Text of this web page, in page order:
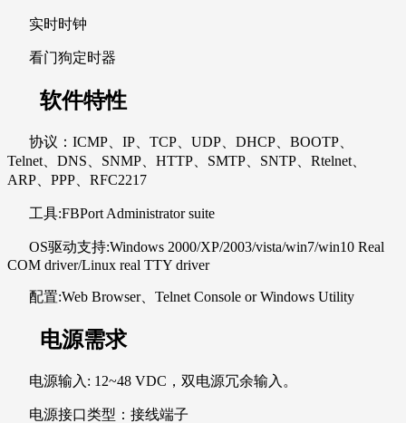
实时时钟
看门狗定时器
软件特性
协议：ICMP、IP、TCP、UDP、DHCP、BOOTP、
Telnet、DNS、SNMP、HTTP、SMTP、SNTP、Rtelnet、
ARP、PPP、RFC2217
工具:FBPort Administrator suite
OS驱动支持:Windows 2000/XP/2003/vista/win7/win10 Real
COM driver/Linux real TTY driver
配置:Web Browser、Telnet Console or Windows Utility
电源需求
电源输入: 12~48 VDC，双电源冗余输入。
电源接口类型：接线端子